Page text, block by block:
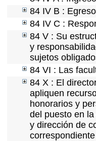
84 IV B :
84 IV C :
84 V : Su
y
sujetos
84 VI : Las
84 X : El
apliquen
honorarios y
del puesto en
y dirección de